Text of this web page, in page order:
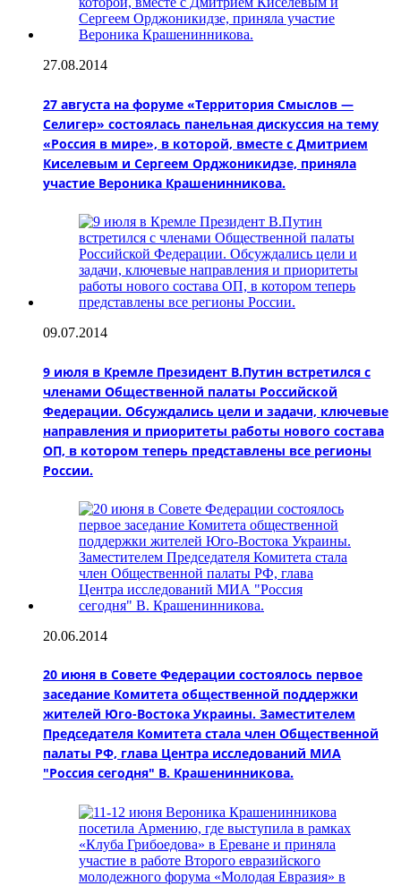
27.08.2014
27 августа на форуме «Территория Смыслов —
Селигер» состоялась панельная дискуссия на тему
«Россия в мире», в которой, вместе с Дмитрием
Киселевым и Сергеем Орджоникидзе, приняла
участие Вероника Крашенинникова.
09.07.2014
9 июля в Кремле Президент В.Путин встретился с
членами Общественной палаты Российской
Федерации. Обсуждались цели и задачи, ключевые
направления и приоритеты работы нового состава
ОП, в котором теперь представлены все регионы
России.
20.06.2014
20 июня в Совете Федерации состоялось первое
заседание Комитета общественной поддержки
жителей Юго-Востока Украины. Заместителем
Председателя Комитета стала член Общественной
палаты РФ, глава Центра исследований МИА
"Россия сегодня" В. Крашенинникова.